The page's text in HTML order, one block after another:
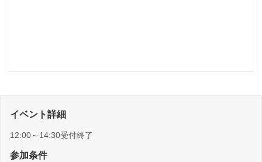
イベント詳細
12:00～14:30受付終了
参加条件